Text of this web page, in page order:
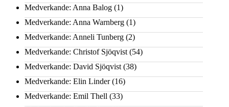
Medverkande: Anna Balog (1)
Medverkande: Anna Warnberg (1)
Medverkande: Anneli Tunberg (2)
Medverkande: Christof Sjöqvist (54)
Medverkande: David Sjöqvist (38)
Medverkande: Elin Linder(16)
Medverkande: Emil Thell (33)